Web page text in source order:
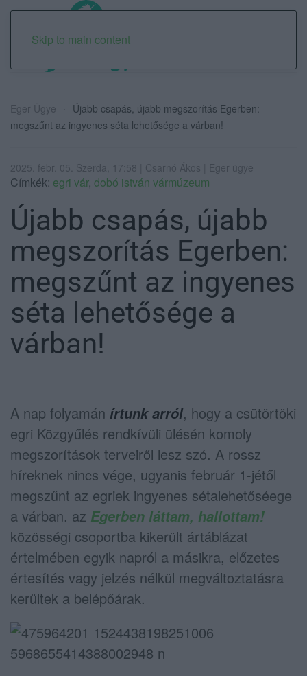
Skip to main content
Eger Ügye
Újabb csapás, újabb megszorítás Egerben:
megszűnt az ingyenes séta lehetősége a várban!
2025. febr. 05. Szerda, 17:58 | Csarnó Ákos | Eger ügye
Címkék: egri vár, dobó istván vármúzeum
Újabb csapás, újabb
megszorítás Egerben:
megszűnt az ingyenes
séta lehetősége a
várban!
A nap folyamán írtunk arról, hogy a csütörtöki
egri Közgyűlés rendkívüli ülésén komoly
megszorítások terveiről lesz szó. A rossz
híreknek nincs vége, ugyanis február 1-jétől
megszűnt az egriek ingyenes sétalehetőséege
a várban. az Egerben láttam, hallottam!
közösségi csoportba kikerült ártáblázat
értelmében egyik napról a másikra, előzetes
értesítés vagy jelzés nélkül megváltoztatásra
kerültek a belépőárak.